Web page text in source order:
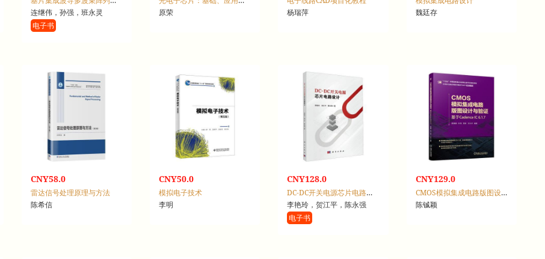
连继伟，孙强，班永灵
电子书
原荣
杨瑞萍
魏廷存
CNY58.0
雷达信号处理原理与方法
陈希信
CNY50.0
模拟电子技术
李明
CNY128.0
DC-DC开关电源芯片电路设计
李艳玲，贺江平，陈永强
电子书
CNY129.0
CMOS模拟集成电路版图设计与验证：基于Cadence IC 6.1.7
陈铖颖